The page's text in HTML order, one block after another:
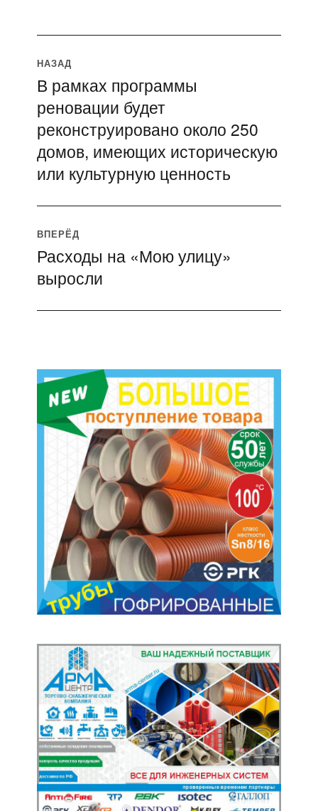
Навигация
по
записям
НАЗАД
Предыдущая
запись:
В рамках программы
реновации будет
реконструировано около 250
домов, имеющих историческую
или культурную ценность
ВПЕРЁД
Следующая
запись:
Расходы на «Мою улицу»
выросли